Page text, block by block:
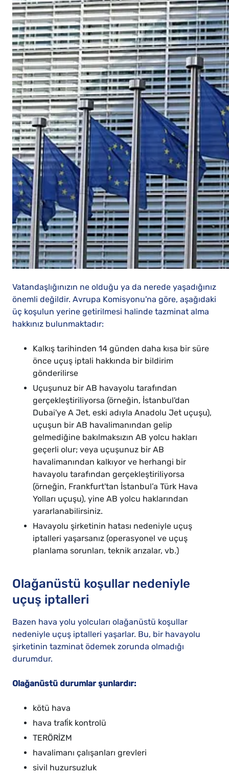
Vatandaşlığınızın ne olduğu ya da nerede yaşadığınız
önemli değildir. Avrupa Komisyonu'na göre, aşağıdaki
üç koşulun yerine getirilmesi halinde tazminat alma
hakkınız bulunmaktadır:
Kalkış tarihinden 14 günden daha kısa bir süre
önce uçuş iptali hakkında bir bildirim
gönderilirse
Uçuşunuz bir AB havayolu tarafından
gerçekleştiriliyorsa (örneğin, İstanbul'dan
Dubai'ye A Jet, eski adıyla Anadolu Jet uçuşu),
uçuşun bir AB havalimanından gelip
gelmediğine bakılmaksızın AB yolcu hakları
geçerli olur; veya uçuşunuz bir AB
havalimanından kalkıyor ve herhangi bir
havayolu tarafından gerçekleştiriliyorsa
(örneğin, Frankfurt'tan İstanbul’a Türk Hava
Yolları uçuşu), yine AB yolcu haklarından
yararlanabilirsiniz.
Havayolu şirketinin hatası nedeniyle uçuş
iptalleri yaşarsanız (operasyonel ve uçuş
planlama sorunları, teknik arızalar, vb.)
Olağanüstü koşullar nedeniyle
uçuş iptalleri
Bazen hava yolu yolcuları olağanüstü koşullar
nedeniyle uçuş iptalleri yaşarlar. Bu, bir havayolu
şirketinin tazminat ödemek zorunda olmadığı
durumdur.
Olağanüstü durumlar şunlardır:
kötü hava
hava trafi̇k kontrolü
TERÖRİZM
havalimanı çalışanları grevleri
sivil huzursuzluk